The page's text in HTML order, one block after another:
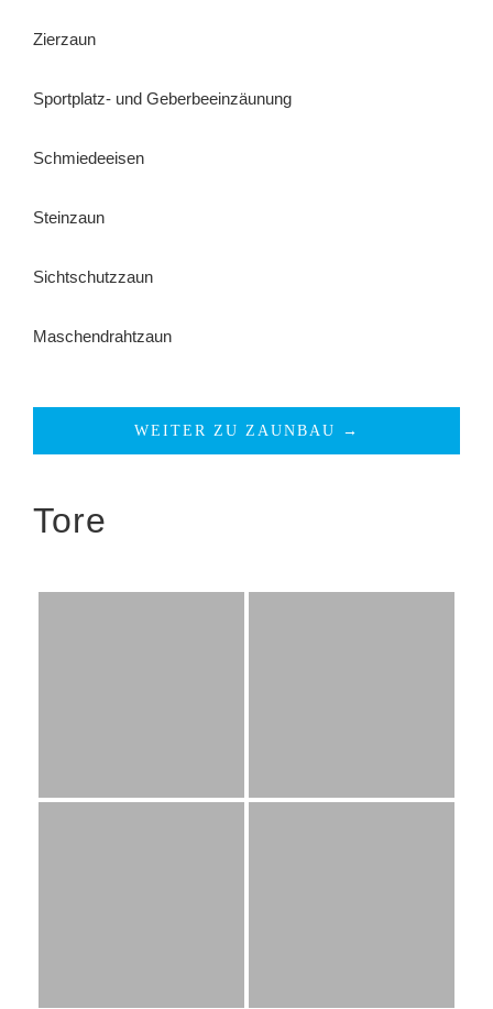
Zierzaun
Sportplatz- und Geberbeeinzäunung
Schmiedeeisen
Steinzaun
Sichtschutzzaun
Maschendrahtzaun
WEITER ZU ZAUNBAU →
Tore